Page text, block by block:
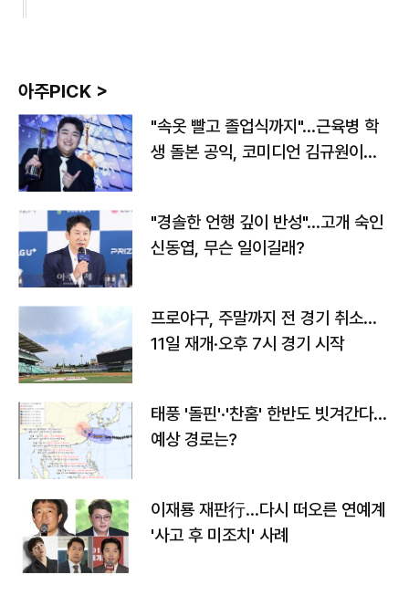
아주PICK >
"속옷 빨고 졸업식까지"…근육병 학
생 돌본 공익, 코미디언 김규원이었
"경솔한 언행 깊이 반성"…고개 숙인
신동엽, 무슨 일이길래?
프로야구, 주말까지 전 경기 취소…
11일 재개·오후 7시 경기 시작
태풍 '돌핀'·'찬홈' 한반도 빗겨간다…
예상 경로는?
이재룡 재판行…다시 떠오른 연예계
'사고 후 미조치' 사례